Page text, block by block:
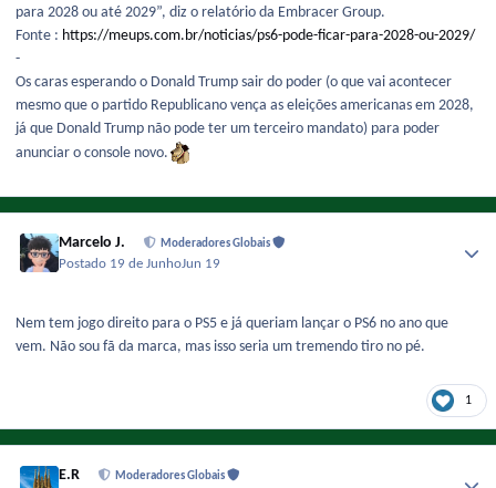
para 2028 ou até 2029”, diz o relatório da Embracer Group.
Fonte : https://meups.com.br/noticias/ps6-pode-ficar-para-2028-ou-2029/
-
Os caras esperando o Donald Trump sair do poder (o que vai acontecer
mesmo que o partido Republicano vença as eleições americanas em 2028,
já que Donald Trump não pode ter um terceiro mandato) para poder
anunciar o console novo.
Marcelo J. Moderadores Globais
Postado 19 de JunhoJun 19
Nem tem jogo direito para o PS5 e já queriam lançar o PS6 no ano que
vem. Não sou fã da marca, mas isso seria um tremendo tiro no pé.
1
E.R Moderadores Globais